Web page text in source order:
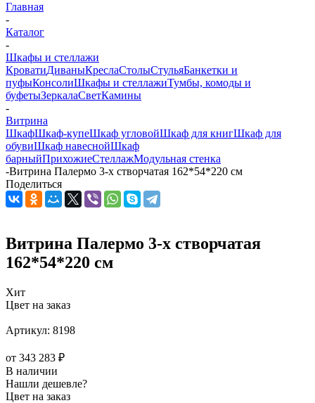
Главная
-
Каталог
-
Шкафы и стеллажи
КроватиДиваныКреслаСтолыСтульяБанкетки и
пуфыКонсолиШкафы и стеллажиТумбы, комоды и
буфетыЗеркалаСветКамины
-
Витрина
ШкафШкаф-купеШкаф угловойШкаф для книгШкаф для
обувиШкаф навеснойШкаф
барныйПрихожиеСтеллажМодульная стенка
-Витрина Палермо 3-х створчатая 162*54*220 см
Поделиться
Витрина Палермо 3-х створчатая
162*54*220 см
Хит
Цвет на заказ
Артикул: 8198
от 343 283 ₽
В наличии
Нашли дешевле?
Цвет на заказ